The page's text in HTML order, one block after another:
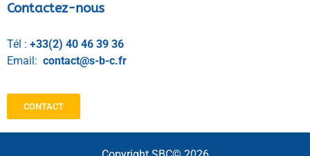
Contactez-nous
Tél : +33(2) 40 46 39 36
Email: contact@s-b-c.fr
CONTACT